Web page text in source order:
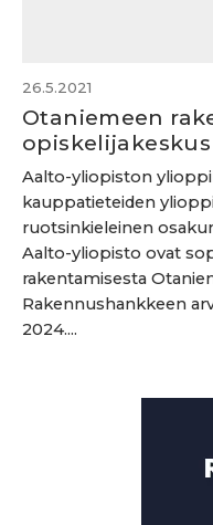
26.5.2021
Otaniemeen
opiskelijakeskus
Aalto-yliopiston
kauppatieteiden
ruotsinkieleinen
Aalto-yliopisto ovat
rakentamisesta
Rakennushankkeen
2024....